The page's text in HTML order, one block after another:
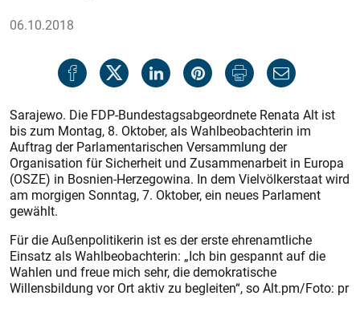
06.10.2018
Sarajewo. Die FDP-Bundestagsabgeordnete Renata Alt ist
bis zum Montag, 8. Oktober, als Wahlbeobachterin im
Auftrag der Parlamentarischen Versammlung der
Organisation für Sicherheit und Zusammenarbeit in Europa
(OSZE) in Bosnien-Herzegowina. In dem Vielvölkerstaat wird
am morgigen Sonntag, 7. Oktober, ein neues Parlament
gewählt.
Für die Außenpolitikerin ist es der erste ehrenamtliche
Einsatz als Wahlbeobachterin: „Ich bin gespannt auf die
Wahlen und freue mich sehr, die demokratische
Willensbildung vor Ort aktiv zu begleiten“, so Alt.pm/Foto: pr